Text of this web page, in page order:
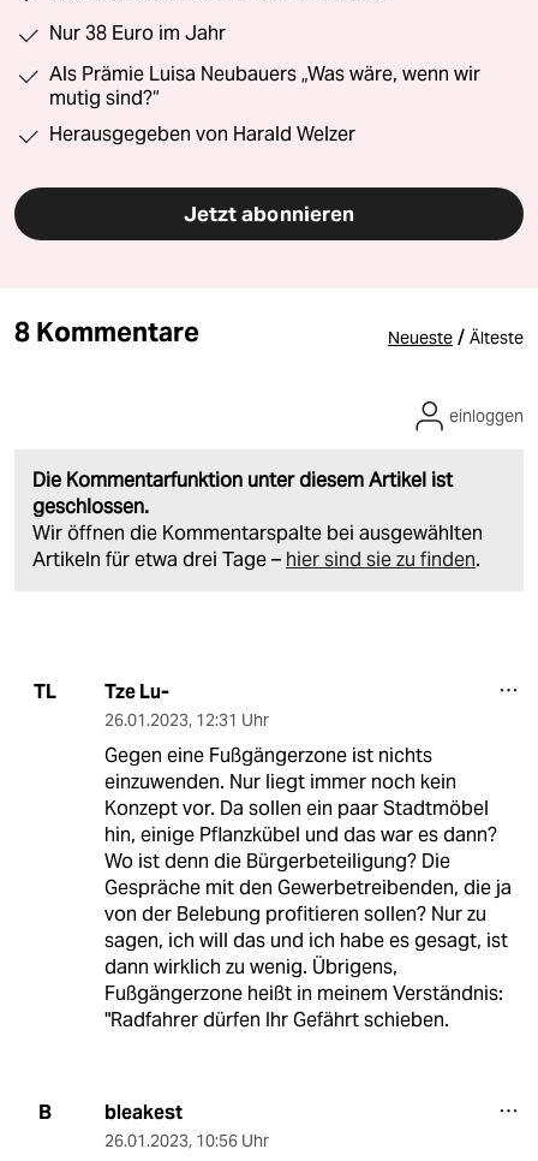
Nur 38 Euro im Jahr
Als Prämie Luisa Neubauers „Was wäre, wenn wir
mutig sind?“
Herausgegeben von Harald Welzer
Jetzt abonnieren
8 Kommentare Neueste / Älteste
Die Kommentarfunktion unter diesem Artikel ist
geschlossen.
Wir öffnen die Kommentarspalte bei ausgewählten
Artikeln für etwa drei Tage – hier sind sie zu finden.
einloggen
TL Tze Lu-
26.01.2023, 12:31 Uhr
Gegen eine Fußgängerzone ist nichts
einzuwenden. Nur liegt immer noch kein
Konzept vor. Da sollen ein paar Stadtmöbel
hin, einige Pflanzkübel und das war es dann?
Wo ist denn die Bürgerbeteiligung? Die
Gespräche mit den Gewerbetreibenden, die ja
von der Belebung profitieren sollen? Nur zu
sagen, ich will das und ich habe es gesagt, ist
dann wirklich zu wenig. Übrigens,
Fußgängerzone heißt in meinem Verständnis:
"Radfahrer dürfen Ihr Gefährt schieben.
B bleakest
26.01.2023, 10:56 Uhr